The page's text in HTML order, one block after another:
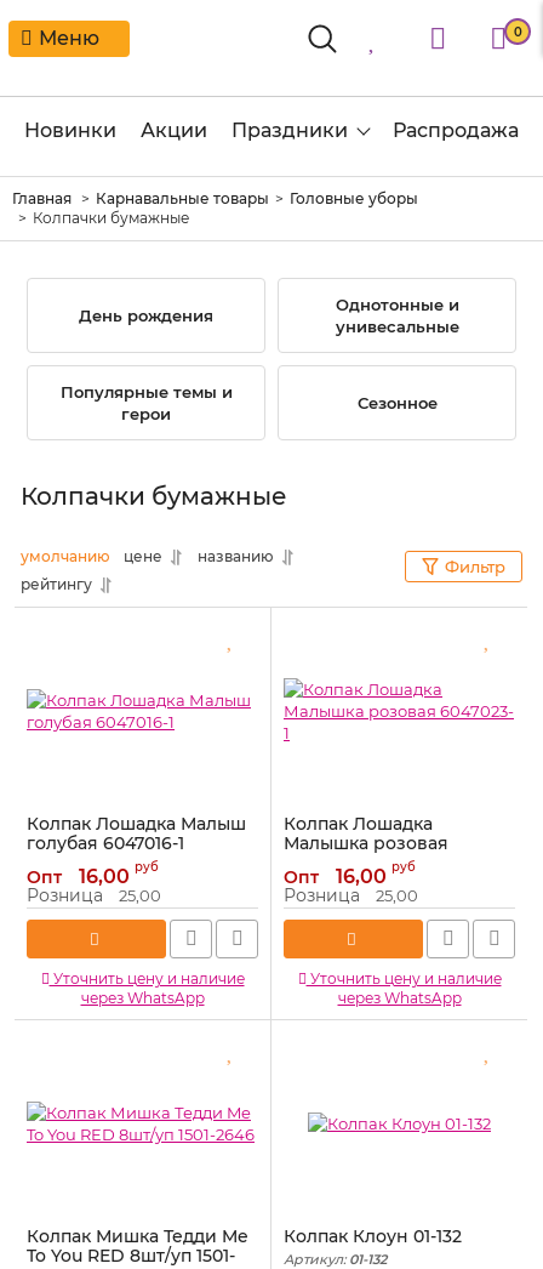
Меню 0
Новинки Акции Праздники Распродажа
Главная Карнавальные товары
Головные уборы
Колпачки бумажные
День рождения
Однотонные и
унивесальные
Популярные темы и
герои
Сезонное
Колпачки бумажные
умолчанию цене
названию
рейтингу
Фильтр
Колпак Лошадка Малыш
голубая 6047016-1
Артикул: 6047016-1
Опт 16,00 руб
Розница 25,00
Уточнить цену и наличие
через WhatsApp
Колпак Лошадка
Малышка розовая
Артикул: 6047023-1
Опт 16,00 руб
Розница 25,00
Уточнить цену и наличие
через WhatsApp
Колпак Мишка Тедди Me
To You RED 8шт/уп 1501-
Колпак Клоун 01-132
Артикул: 01-132